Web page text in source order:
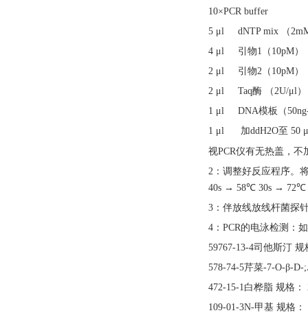
10×PCR buffer
5 μl dNTP mix （
4 μl 引物1（10pM）
2 μl 引物2（10pM）
2 μl Taq酶 （2U/μl）
1 μl DNA模板（
1 μl 加ddH2O至 50
视PCR仪有无热盖，不
2：调整好反应程序。
40s → 58℃ 30s → 72℃
3：伴放线放线杆菌探
4：PCR的电泳检测：
59767-13-4司他斯汀 规
578-74-5芹菜-7-O-β-D-
472-15-1白桦脂 规格：
109-01-3N-甲基 规格：